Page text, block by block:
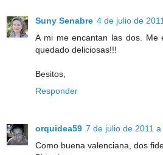
Suny Senabre 4 de julio de
A mi me encantan las dos. Me
quedado deliciosas!!!
Besitos,
Responder
orquidea59 7 de julio de 2011
Como buena valenciana, dos